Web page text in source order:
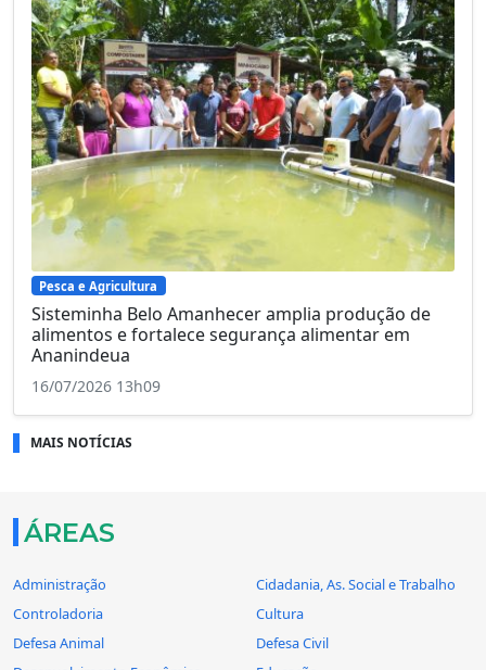
Pesca e Agricultura
Sisteminha Belo Amanhecer amplia produção de
alimentos e fortalece segurança alimentar em
Ananindeua
16/07/2026 13h09
MAIS NOTÍCIAS
ÁREAS
Administração
Cidadania, As. Social e Trabalho
Controladoria
Cultura
Defesa Animal
Defesa Civil